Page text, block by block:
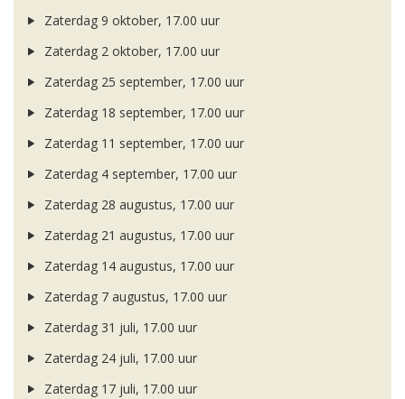
Zaterdag 9 oktober, 17.00 uur
Zaterdag 2 oktober, 17.00 uur
Zaterdag 25 september, 17.00 uur
Zaterdag 18 september, 17.00 uur
Zaterdag 11 september, 17.00 uur
Zaterdag 4 september, 17.00 uur
Zaterdag 28 augustus, 17.00 uur
Zaterdag 21 augustus, 17.00 uur
Zaterdag 14 augustus, 17.00 uur
Zaterdag 7 augustus, 17.00 uur
Zaterdag 31 juli, 17.00 uur
Zaterdag 24 juli, 17.00 uur
Zaterdag 17 juli, 17.00 uur